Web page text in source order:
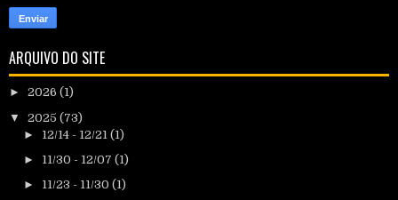
ARQUIVO DO SITE
► 2026 (1)
▼ 2025 (73)
► 12/14 - 12/21 (1)
► 11/30 - 12/07 (1)
► 11/23 - 11/30 (1)